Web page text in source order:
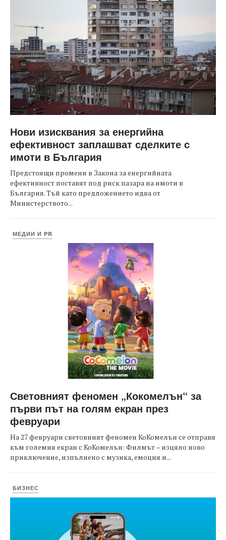
Нови изисквания за енергийна
ефективност заплашват сделките с
имоти в България
Предстоящи промени в Закона за енергийната
ефективност поставят под риск пазара на имоти в
България. Тъй като предложението идва от
Министерството...
МЕДИИ И PR
Световният феномен „Кокомелън“ за
първи път на голям екран през
февруари
На 27 февруари световният феномен КоКомелън се отправя
към големия екран с КоКомелън: Филмът – изцяло ново
приключение, изпълнено с музика, емоция и...
БИЗНЕС